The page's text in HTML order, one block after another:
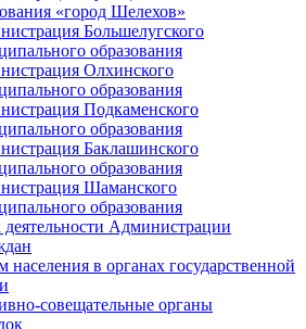
«город Шелехов»
Большелугского
образования
Олхинского
образования
Подкаменского
образования
Баклашинского
образования
Шаманского
образования
деятельности Администрации
населения в органах государственной
совещательные органы